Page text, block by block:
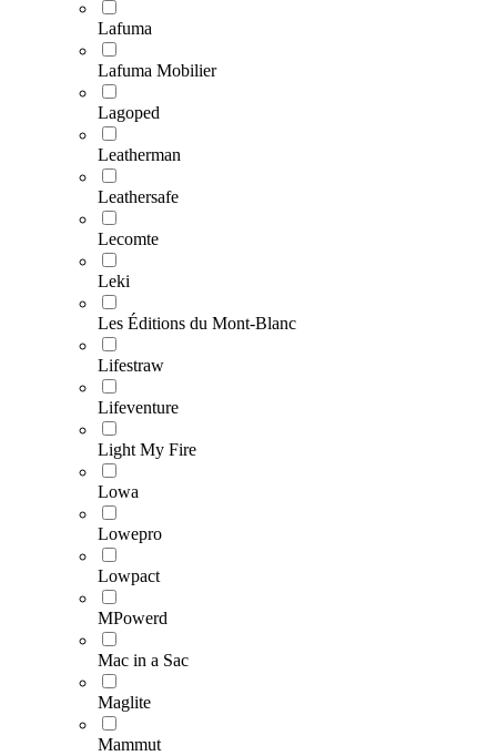
Lafuma
Lafuma Mobilier
Lagoped
Leatherman
Leathersafe
Lecomte
Leki
Les Éditions du Mont-Blanc
Lifestraw
Lifeventure
Light My Fire
Lowa
Lowepro
Lowpact
MPowerd
Mac in a Sac
Maglite
Mammut